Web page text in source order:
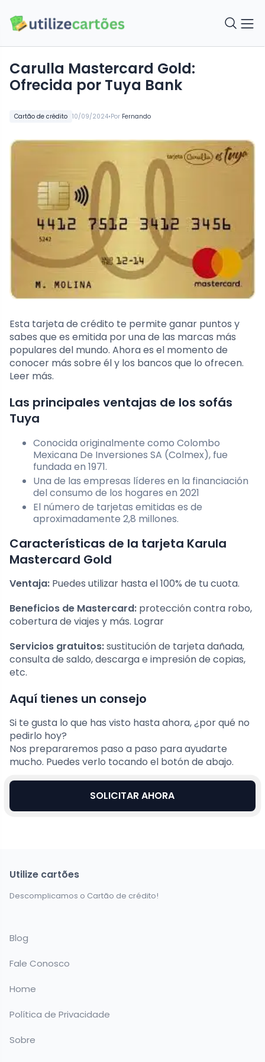
Cartão de crédito 10/09/2024•Por Fernando
Carulla Mastercard Gold:
Ofrecida por Tuya Bank
Esta tarjeta de crédito te permite ganar puntos y
sabes que es emitida por una de las marcas más
populares del mundo. Ahora es el momento de
conocer más sobre él y los bancos que lo ofrecen.
Leer más.
Las principales ventajas de los sofás
Tuya
Conocida originalmente como Colombo
Mexicana De Inversiones SA (Colmex), fue
fundada en 1971.
Una de las empresas líderes en la financiación
del consumo de los hogares en 2021
El número de tarjetas emitidas es de
aproximadamente 2,8 millones.
Características de la tarjeta Karula
Mastercard Gold
Ventaja: Puedes utilizar hasta el 100% de tu cuota.
Beneficios de Mastercard: protección contra robo,
cobertura de viajes y más. Lograr
Servicios gratuitos:sustitución de tarjeta dañada,
consulta de saldo, descarga e impresión de copias,
etc.
Aquí tienes un consejo
Si te gusta lo que has visto hasta ahora, ¿por qué no
pedirlo hoy?
Nos prepararemos paso a paso para ayudarte
mucho. Puedes verlo tocando el botón de abajo.
SOLICITAR AHORA
Utilize cartões
Descomplicamos o Cartão de crédito!
Blog
Fale Conosco
Home
Política de Privacidade
Sobre